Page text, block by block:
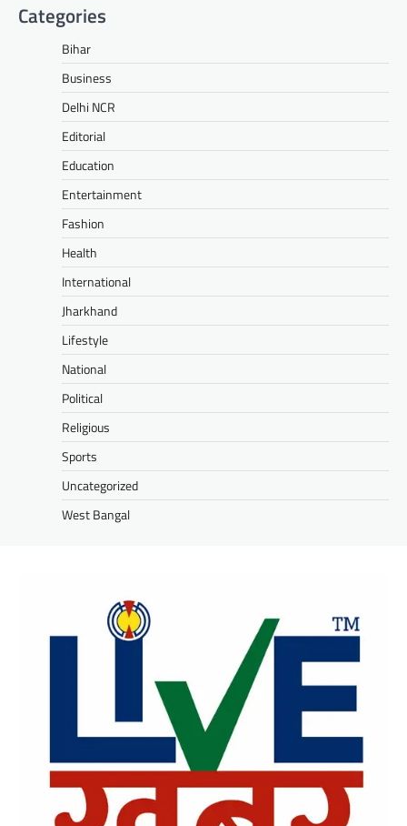
Categories
Bihar
Business
Delhi NCR
Editorial
Education
Entertainment
Fashion
Health
International
Jharkhand
Lifestyle
National
Political
Religious
Sports
Uncategorized
West Bangal